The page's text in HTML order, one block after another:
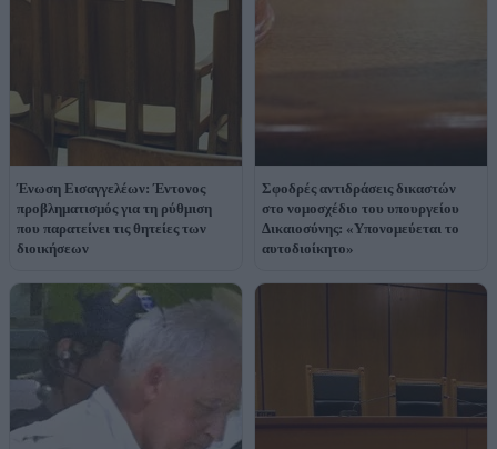
Ένωση Εισαγγελέων: Έντονος
προβληματισμός για τη ρύθμιση
που παρατείνει τις θητείες των
διοικήσεων
Σφοδρές αντιδράσεις δικαστών
στο νομοσχέδιο του υπουργείου
Δικαιοσύνης: «Υπονομεύεται το
αυτοδιοίκητο»